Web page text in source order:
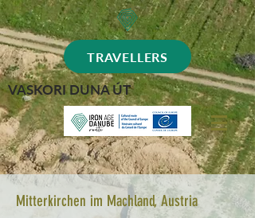
TRAVELLERS
VASKORI DUNA ÚT
Mitterkirchen im Machland, Austria